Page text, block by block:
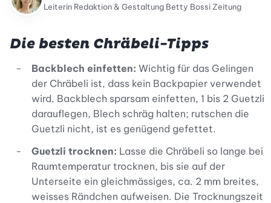
Leiterin Redaktion & Gestaltung Betty Bossi Zeitung
Die besten Chräbeli-Tipps
Backblech einfetten: Wichtig für das Gelingen
der Chräbeli ist, dass kein Backpapier verwendet
wird. Backblech sparsam einfetten, 1 bis 2 Guetzli
darauflegen, Blech schräg halten; rutschen die
Guetzli nicht, ist es genügend gefettet.
Guetzli trocknen: Lasse die Chräbeli so lange bei
Raumtemperatur trocknen, bis sie auf der
Unterseite ein gleichmässiges, ca. 2 mm breites,
weisses Rändchen aufweisen. Die Trocknungszeit